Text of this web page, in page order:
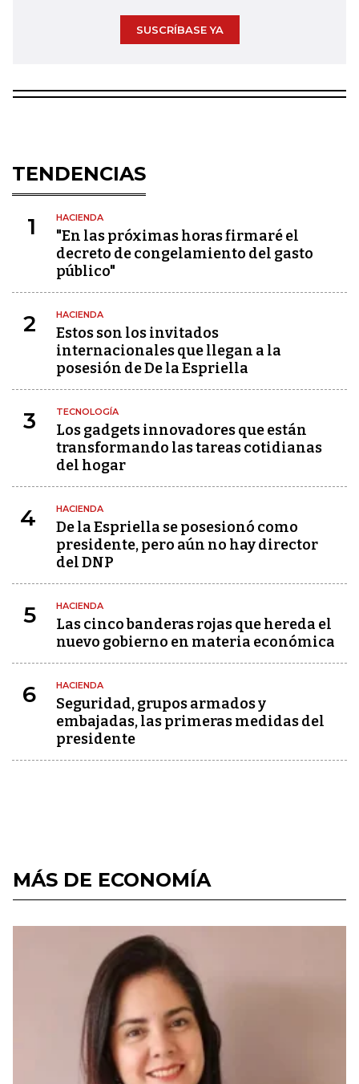
SUSCRÍBASE YA
TENDENCIAS
1 HACIENDA
"En las próximas horas firmaré el
decreto de congelamiento del gasto
público"
2 HACIENDA
Estos son los invitados
internacionales que llegan a la
posesión de De la Espriella
3 TECNOLOGÍA
Los gadgets innovadores que están
transformando las tareas cotidianas
del hogar
4 HACIENDA
De la Espriella se posesionó como
presidente, pero aún no hay director
del DNP
5 HACIENDA
Las cinco banderas rojas que hereda el
nuevo gobierno en materia económica
6 HACIENDA
Seguridad, grupos armados y
embajadas, las primeras medidas del
presidente
MÁS DE ECONOMÍA